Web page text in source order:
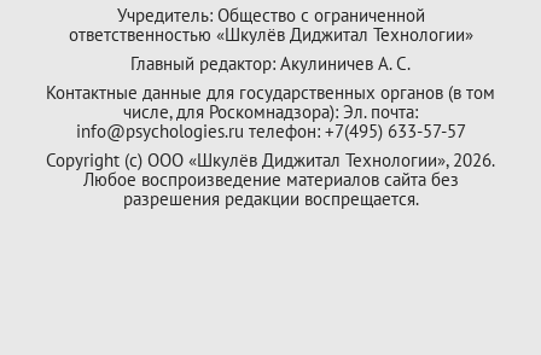
Учредитель: Общество с ограниченной
ответственностью «Шкулёв Диджитал Технологии»
Главный редактор: Акулиничев А. С.
Контактные данные для государственных органов (в том
числе, для Роскомнадзора): Эл. почта:
info@psychologies.ru телефон: +7(495) 633-57-57
Copyright (с) ООО «Шкулёв Диджитал Технологии», 2026.
Любое воспроизведение материалов сайта без
разрешения редакции воспрещается.